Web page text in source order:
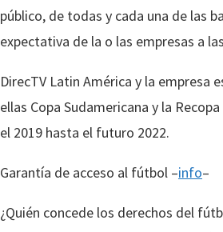
público, de todas y cada una de las
expectativa de la o las empresas a
DirecTV Latin América y la empresa
ellas Copa Sudamericana y la
el 2019 hasta el futuro 2022.
Garantía de acceso al fútbol –info–
¿Quién concede los derechos del